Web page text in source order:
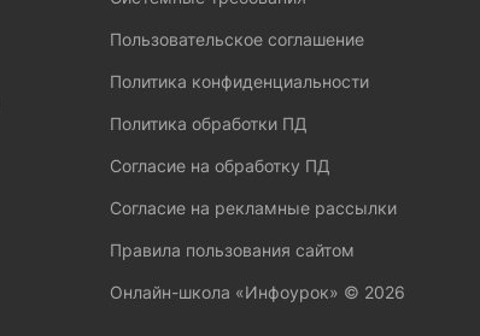
Пользовательское соглашение
Политика конфиденциальности
Политика обработки ПД
Согласие на обработку ПД
Согласие на рекламные рассылки
Правила пользования сайтом
Онлайн-школа «Инфоурок» © 2026